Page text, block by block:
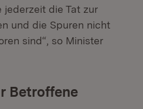
jederzeit die Tat zur
und die Spuren nicht
sind“, so Minister
Betroffene